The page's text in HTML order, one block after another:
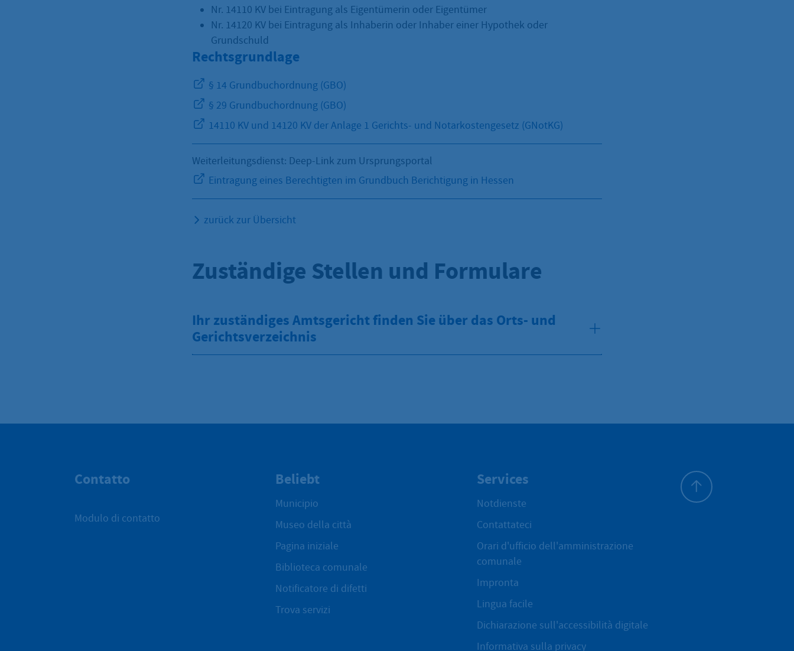
Nr. 14110 KV bei Eintragung als Eigentümerin oder Eigentümer
Nr. 14120 KV bei Eintragung als Inhaberin oder Inhaber einer Hypothek oder
Grundschuld
Rechtsgrundlage
§ 14 Grundbuchordnung (GBO)
§ 29 Grundbuchordnung (GBO)
14110 KV und 14120 KV der Anlage 1 Gerichts- und Notarkostengesetz (GNotKG)
Weiterleitungsdienst: Deep-Link zum Ursprungsportal
Eintragung eines Berechtigten im Grundbuch Berichtigung in Hessen
zurück zur Übersicht
Zuständige Stellen und Formulare
Ihr zuständiges Amtsgericht finden Sie über das Orts- und
Gerichtsverzeichnis
Contatto
Modulo di contatto
Beliebt
Municipio
Museo della città
Pagina iniziale
Biblioteca comunale
Notificatore di difetti
Trova servizi
Services
Notdienste
Contattateci
Orari d'ufficio dell'amministrazione
comunale
Impronta
Lingua facile
Dichiarazione sull'accessibilità digitale
Informativa sulla privacy